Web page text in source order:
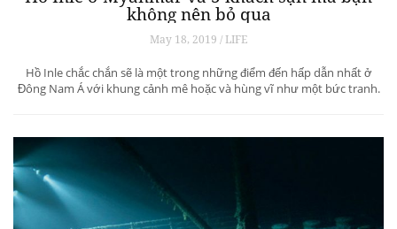
không nên bỏ qua
May 18, 2019 / LIFE
Hồ Inle chắc chắn sẽ là một trong những điểm đến hấp dẫn nhất ở
Đông Nam Á với khung cảnh mê hoặc và hùng vĩ như một bức tranh.